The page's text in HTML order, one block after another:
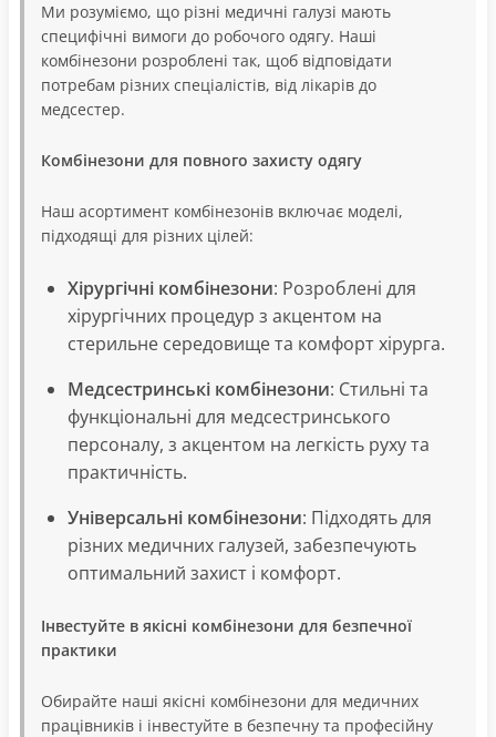
Ми розуміємо, що різні медичні галузі мають
специфічні вимоги до робочого одягу. Наші
комбінезони розроблені так, щоб відповідати
потребам різних спеціалістів, від лікарів до
медсестер.
Комбінезони для повного захисту одягу
Наш асортимент комбінезонів включає моделі,
підходящі для різних цілей:
Хірургічні комбінезони: Розроблені для
хірургічних процедур з акцентом на
стерильне середовище та комфорт хірурга.
Медсестринські комбінезони: Стильні та
функціональні для медсестринського
персоналу, з акцентом на легкість руху та
практичність.
Універсальні комбінезони: Підходять для
різних медичних галузей, забезпечують
оптимальний захист і комфорт.
Інвестуйте в якісні комбінезони для безпечної
практики
Обирайте наші якісні комбінезони для медичних
працівників і інвестуйте в безпечну та професійну